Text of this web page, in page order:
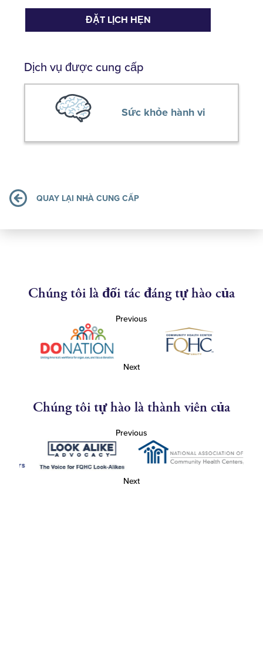
ĐẶT LỊCH HẸN
Dịch vụ được cung cấp
Sức khỏe hành vi
QUAY LẠI NHÀ CUNG CẤP
Chúng tôi là đối tác đáng tự hào của
Previous
Next
Chúng tôi tự hào là thành viên của
Previous
Next